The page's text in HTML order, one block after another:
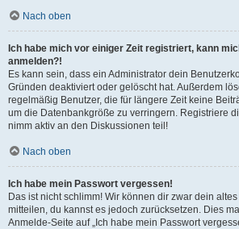
Nach oben
Ich habe mich vor einiger Zeit registriert, kann
anmelden?!
Es kann sein, dass ein Administrator dein
Gründen deaktiviert oder gelöscht hat. Außerdem
regelmäßig Benutzer, die für längere Zeit keine
um die Datenbankgröße zu verringern. Registriere
nimm aktiv an den Diskussionen teil!
Nach oben
Ich habe mein Passwort vergessen!
Das ist nicht schlimm! Wir können dir zwar dein
mitteilen, du kannst es jedoch zurücksetzen. Dies
Anmelde-Seite auf „Ich habe mein Passwort